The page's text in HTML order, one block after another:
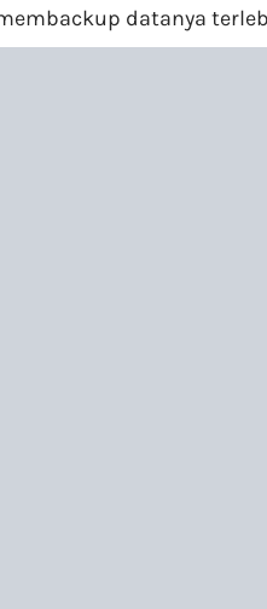
datanya